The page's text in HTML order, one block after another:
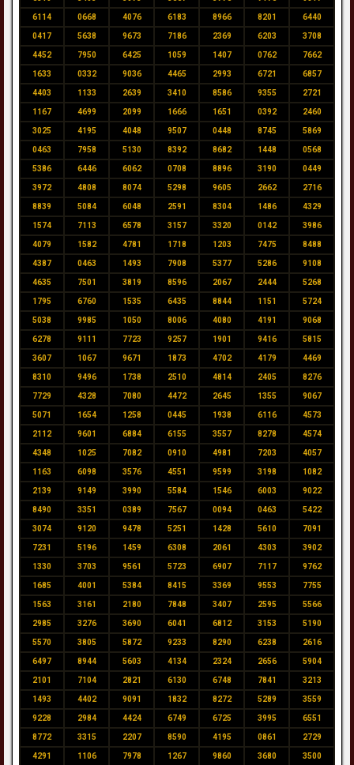
6114 0668 4076 6183 8966 8201 6440
0417 5638 9673 7186 2369 6203 3708
4452 7950 6425 1059 1407 0762 7662
1633 0332 9036 4465 2993 6721 6857
4403 1133 2639 3410 8586 9355 2721
1167 4699 2099 1666 1651 0392 2460
3025 4195 4048 9507 0448 8745 5869
0463 7958 5130 8392 8682 1448 0568
5386 6446 6062 0708 8896 3190 0449
3972 4808 8074 5298 9605 2662 2716
8839 5084 6048 2591 8304 1486 4329
1574 7113 6578 3157 3320 0142 3986
4079 1582 4781 1718 1203 7475 8488
4387 0463 1493 7908 5377 5286 9108
4635 7501 3819 8596 2067 2444 5268
1795 6760 1535 6435 8844 1151 5724
5038 9985 1050 8006 4080 4191 9068
6278 9111 7723 9257 1901 9416 5815
3607 1067 9671 1873 4702 4179 4469
8310 9496 1738 2510 4814 2405 8276
7729 4328 7080 4472 2645 1355 9067
5071 1654 1258 0445 1938 6116 4573
2112 9601 6884 6155 3557 8278 4574
4348 1025 7082 0910 4981 7203 4057
1163 6098 3576 4551 9599 3198 1082
2139 9149 3990 5584 1546 6003 9022
8490 3351 0389 7567 0094 0463 5422
3074 9120 9478 5251 1428 5610 7091
7231 5196 1459 6308 2061 4303 3902
1330 3703 9561 5723 6907 7117 9762
1685 4001 5384 8415 3369 9553 7755
1563 3161 2180 7848 3407 2595 5566
2985 3276 3690 6041 6812 3153 5190
5570 3805 5872 9233 8290 6238 2616
6497 8944 5603 4134 2324 2656 5904
2101 7104 2821 6130 6748 7841 3213
1493 4402 9091 1832 8272 5289 3559
9228 2984 4424 6749 6725 3995 6551
8772 3315 2207 8590 4195 0861 2729
4291 1106 7978 1267 9860 3680 3500